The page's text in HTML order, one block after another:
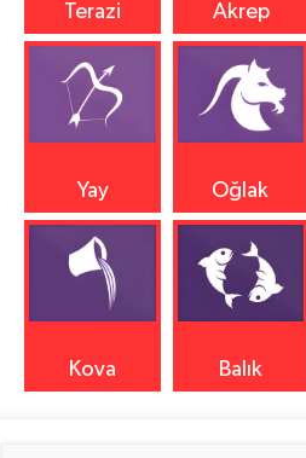
Terazi Akrep
Yay Oğlak
Kova Balık